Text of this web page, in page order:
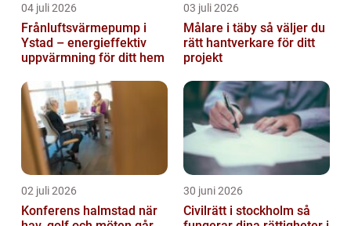
04 juli 2026
Frånluftsvärmepump i
Ystad – energieffektiv
uppvärmning för ditt hem
03 juli 2026
Målare i täby så väljer du
rätt hantverkare för ditt
projekt
02 juli 2026
Konferens halmstad när
30 juni 2026
Civilrätt i stockholm så